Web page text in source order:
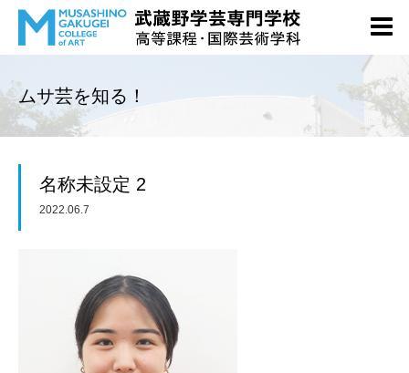
ムサ芸を知る！
名称未設定 2
2022.06.7